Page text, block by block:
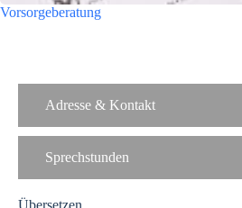
Vorsorgeberatung
Adresse & Kontakt
Sprechstunden